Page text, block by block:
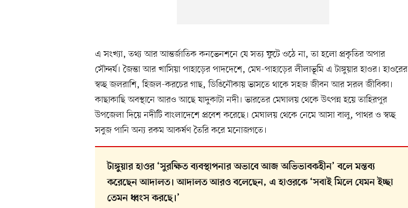
এ সংখ্যা, তথ্য আর আন্তর্জাতিক কনভেনশনে যে সত্য ফুটে ওঠে না, তা হলো প্রকৃতির অপার
সৌন্দর্য। জৈন্তা আর খাসিয়া পাহাড়ের পাদদেশে, মেঘ-পাহাড়ের লীলাভূমি এ টাঙ্গুয়ার হাওর। হাওরের
স্বচ্ছ জলরাশি, হিজল-করচের গাছ, ডিঙিনৌকায় ভাসতে থাকে সহজ জীবন আর সরল জীবিকা।
কাছাকাছি অবস্থানে আরও আছে যাদুকাটা নদী। ভারতের মেঘালয় থেকে উৎপন্ন হয়ে তাহিরপুর
উপজেলা দিয়ে নদীটি বাংলাদেশে প্রবেশ করেছে। মেঘালয় থেকে নেমে আসা বালু, পাথর ও স্বচ্ছ
সবুজ পানি অন্য রকম আকর্ষণ তৈরি করে মনোজগতে।
টাঙ্গুয়ার হাওর ‘সুরক্ষিত ব্যবস্থাপনার অভাবে আজ অভিভাবকহীন’ বলে মন্তব্য
করেছেন আদালত। আদালত আরও বলেছেন, এ হাওরকে ‘সবাই মিলে যেমন ইচ্ছা
তেমন ধ্বংস করছে।’